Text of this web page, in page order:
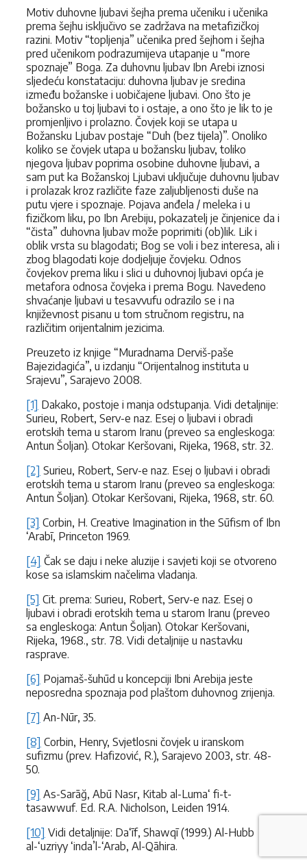
Motiv duhovne ljubavi šejha prema učeniku i učenika
prema šejhu isključivo se zadržava na metafizičkoj
razini. Motiv “topljenja” učenika pred šejhom i šejha
pred učenikom podrazumijeva utapanje u “more
spoznaje” Boga. Za duhovnu ljubav Ibn Arebi iznosi
sljedeću konstataciju: duhovna ljubav je sredina
između božanske i uobičajene ljubavi. Ono što je
božansko u toj ljubavi to i ostaje, a ono što je lik to je
promjenljivo i prolazno. Čovjek koji se utapa u
Božansku Ljubav postaje “Duh (bez tijela)”. Onoliko
koliko se čovjek utapa u božansku ljubav, toliko
njegova ljubav poprima osobine duhovne ljubavi, a
sam put ka Božanskoj Ljubavi uključuje duhovnu ljubav
i prolazak kroz različite faze zaljubljenosti duše na
putu vjere i spoznaje. Pojava anđela / meleka i u
fizičkom liku, po Ibn Arebiju, pokazatelj je činjenice da i
“čista” duhovna ljubav može poprimiti (ob)lik. Lik i
oblik vrsta su blagodati; Bog se voli i bez interesa, ali i
zbog blagodati koje dodjeljuje čovjeku. Odnos
čovjekov prema liku i slici u duhovnoj ljubavi opća je
metafora odnosa čovjeka i prema Bogu. Navedeno
shvaćanje ljubavi u tesavvufu odrazilo se i na
književnost pisanu u tom stručnom registru, na
različitim orijentalnim jezicima.
Preuzeto iz knjige “Muradnama Derviš-paše
Bajezidagića”, u izdanju “Orijentalnog instituta u
Srajevu”, Sarajevo 2008.
[1] Dakako, postoje i manja odstupanja. Vidi detaljnije:
Surieu, Robert, Serv-e naz. Esej o ljubavi i obradi
erotskih tema u starom Iranu (preveo sa engleskoga:
Antun Šoljan). Otokar Keršovani, Rijeka, 1968, str. 32.
[2] Surieu, Robert, Serv-e naz. Esej o ljubavi i obradi
erotskih tema u starom Iranu (preveo sa engleskoga:
Antun Šoljan). Otokar Keršovani, Rijeka, 1968, str. 60.
[3] Corbin, H. Creative Imagination in the Sūfism of Ibn
‘Arabī, Princeton 1969.
[4] Čak se daju i neke aluzije i savjeti koji se otvoreno
kose sa islamskim načelima vladanja.
[5] Cit. prema: Surieu, Robert, Serv-e naz. Esej o
ljubavi i obradi erotskih tema u starom Iranu (preveo
sa engleskoga: Antun Šoljan). Otokar Keršovani,
Rijeka, 1968., str. 78. Vidi detaljnije u nastavku
rasprave.
[6] Pojamaš-šuhūd u koncepciji Ibni Arebija jeste
neposredna spoznaja pod plaštom duhovnog zrijenja.
[7] An-Nūr, 35.
[8] Corbin, Henry, Svjetlosni čovjek u iranskom
sufizmu (prev. Hafizović, R.), Sarajevo 2003, str. 48-
50.
[9] As-Sarāğ, Abū Nasr, Kitab al-Luma‘ fi-t-
tasawwuf. Ed. R.A. Nicholson, Leiden 1914.
[10] Vidi detaljnije: Da‘īf, Shawqī (1999.) Al-Hubb
al-‘uzriyy ‘inda’l-‘Arab, Al-Qāhira.